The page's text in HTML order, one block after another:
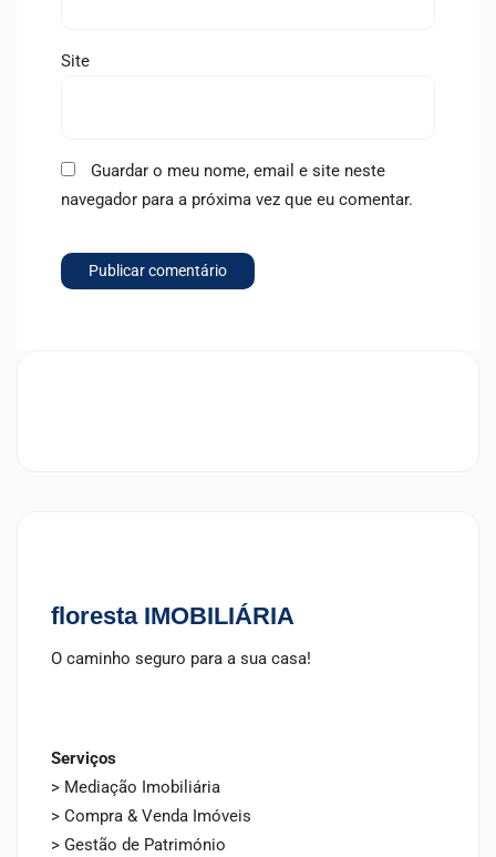
Site
Guardar o meu nome, email e site neste
navegador para a próxima vez que eu comentar.
floresta IMOBILIÁRIA
O caminho seguro para a sua casa!
Serviços
> Mediação Imobiliária
> Compra & Venda Imóveis
> Gestão de Património